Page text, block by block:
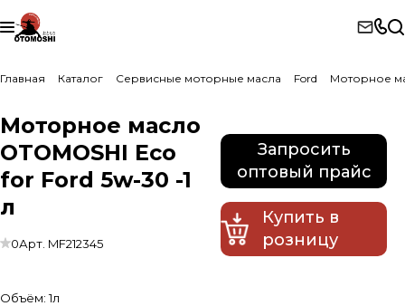
Главная Каталог Сервисные моторные масла Ford Моторное
Моторное масло
OTOMOSHI Eco
for Ford 5w-30 -1
л
0Арт. MF212345
Объём:1л
Запросить
оптовый прайс
Купить в
розницу